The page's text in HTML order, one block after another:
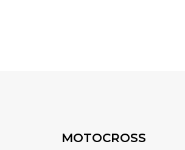
MOTOCROSS